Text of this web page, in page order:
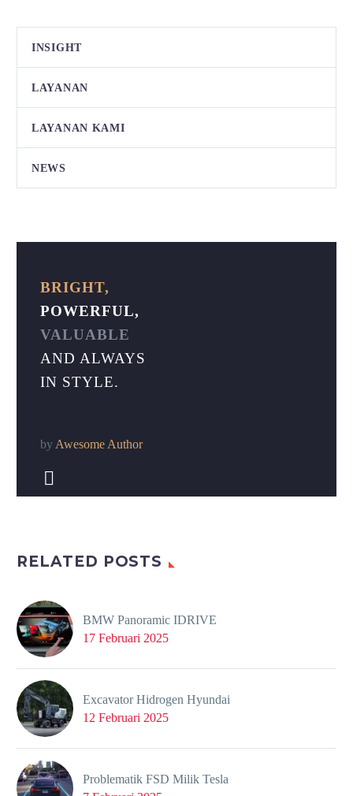
INSIGHT
LAYANAN
LAYANAN KAMI
NEWS
BRIGHT,
POWERFUL,
VALUABLE
AND ALWAYS
IN STYLE.
byAwesome Author


RELATED POSTS
BMW Panoramic IDRIVE
17 Februari 2025
Excavator Hidrogen Hyundai
12 Februari 2025
Problematik FSD Milik Tesla